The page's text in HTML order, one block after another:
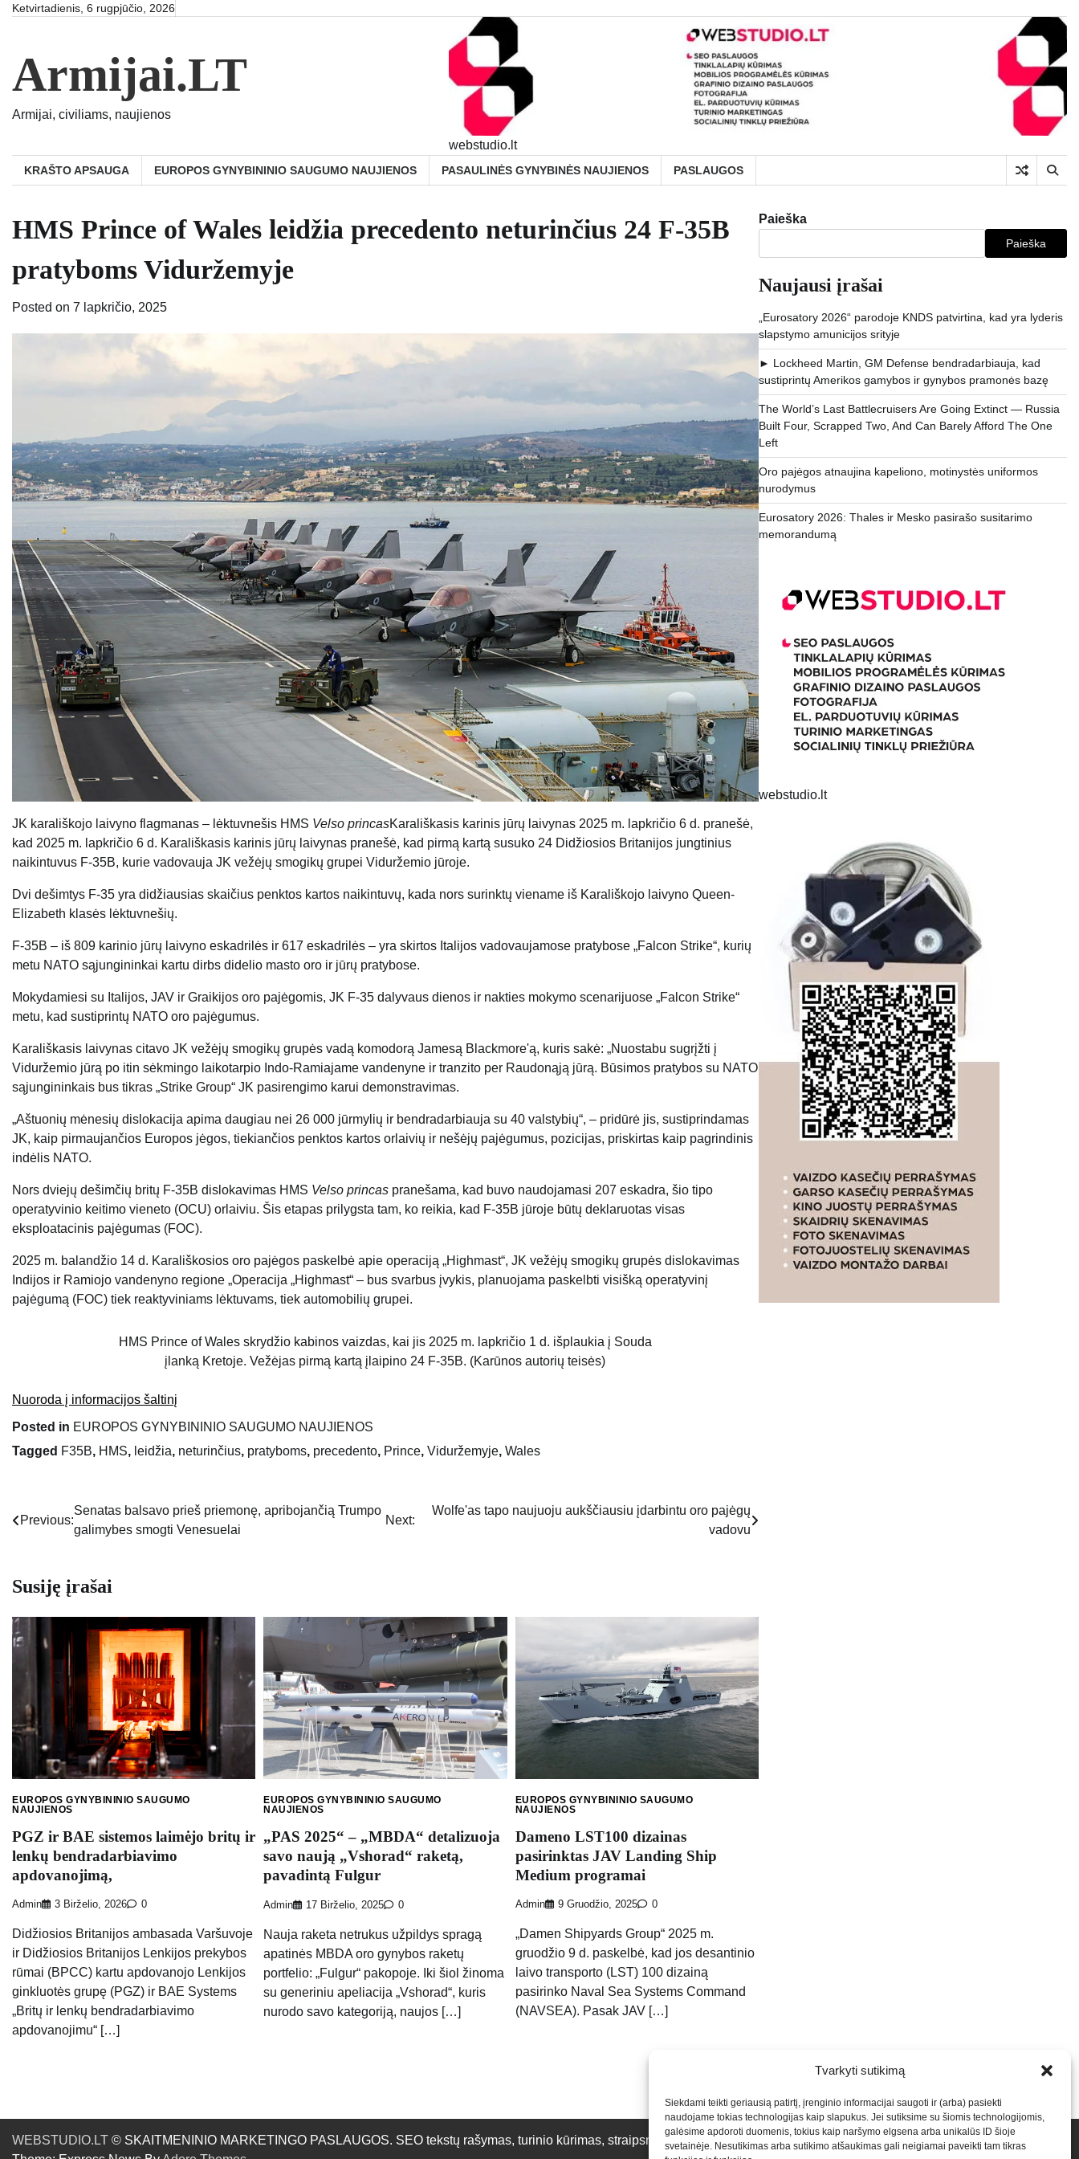
Tvarkyti sutikimą
Siekdami teikti geriausią patirtį, įrenginio informacijai saugoti ir (arba) pasiekti
naudojame tokias technologijas kaip slapukus. Jei sutiksime su šiomis technologijomis,
galėsime apdoroti duomenis, tokius kaip naršymo elgsena arba unikalūs ID šioje
svetainėje. Nesutikimas arba sutikimo atšaukimas gali neigiamai paveikti tam tikras
SkipKetvirtadienis, 6 rugpjūčio, 2026
Armijai.LT
Armijai, civiliams, naujienos
webstudio.lt
KRAŠTO APSAUGA EUROPOS GYNYBININIO SAUGUMO NAUJIENOS PASAULINĖS GYNYBINĖS NAUJIENOS PASLAUGOS
HMS Prince of Wales leidžia precedento neturinčius 24 F-35B
pratyboms Viduržemyje
Posted on 7 lapkričio, 2025
JK karališkojo laivyno flagmanas – lėktuvnešis HMS Velso princasKarališkasis karinis jūrų laivynas 2025 m. lapkričio 6 d. pranešė,
kad 2025 m. lapkričio 6 d. Karališkasis karinis jūrų laivynas pranešė, kad pirmą kartą susuko 24 Didžiosios Britanijos jungtinius
naikintuvus F-35B, kurie vadovauja JK vežėjų smogikų grupei Viduržemio jūroje.
Dvi dešimtys F-35 yra didžiausias skaičius penktos kartos naikintuvų, kada nors surinktų viename iš Karališkojo laivyno Queen-
Elizabeth klasės lėktuvnešių.
F-35B – iš 809 karinio jūrų laivyno eskadrilės ir 617 eskadrilės – yra skirtos Italijos vadovaujamose pratybose „Falcon Strike“, kurių
metu NATO sąjungininkai kartu dirbs didelio masto oro ir jūrų pratybose.
Mokydamiesi su Italijos, JAV ir Graikijos oro pajėgomis, JK F-35 dalyvaus dienos ir nakties mokymo scenarijuose „Falcon Strike“
metu, kad sustiprintų NATO oro pajėgumus.
Karališkasis laivynas citavo JK vežėjų smogikų grupės vadą komodorą Jamesą Blackmore'ą, kuris sakė: „Nuostabu sugrįžti į
Viduržemio jūrą po itin sėkmingo laikotarpio Indo-Ramiajame vandenyne ir tranzito per Raudonąją jūrą. Būsimos pratybos su NATO
sąjungininkais bus tikras „Strike Group“ JK pasirengimo karui demonstravimas.
„Aštuonių mėnesių dislokacija apima daugiau nei 26 000 jūrmylių ir bendradarbiauja su 40 valstybių“, – pridūrė jis, sustiprindamas
JK, kaip pirmaujančios Europos jėgos, tiekiančios penktos kartos orlaivių ir nešėjų pajėgumus, pozicijas, priskirtas kaip pagrindinis
indėlis NATO.
Nors dviejų dešimčių britų F-35B dislokavimas HMS Velso princas pranešama, kad buvo naudojamasi 207 eskadra, šio tipo
operatyvinio keitimo vieneto (OCU) orlaiviu. Šis etapas prilygsta tam, ko reikia, kad F-35B jūroje būtų deklaruotas visas
eksploatacinis pajėgumas (FOC).
2025 m. balandžio 14 d. Karališkosios oro pajėgos paskelbė apie operaciją „Highmast“, JK vežėjų smogikų grupės dislokavimas
Indijos ir Ramiojo vandenyno regione „Operacija „Highmast“ – bus svarbus įvykis, planuojama paskelbti visišką operatyvinį
pajėgumą (FOC) tiek reaktyviniams lėktuvams, tiek automobilių grupei.
HMS Prince of Wales skrydžio kabinos vaizdas, kai jis 2025 m. lapkričio 1 d. išplaukia į Souda
įlanką Kretoje. Vežėjas pirmą kartą įlaipino 24 F-35B. (Karūnos autorių teisės)
Nuoroda į informacijos šaltinį
Posted in EUROPOS GYNYBININIO SAUGUMO NAUJIENOS
Tagged F35B, HMS, leidžia, neturinčius, pratyboms, precedento, Prince, Viduržemyje, Wales
Navigacija
Previous:
Senatas balsavo prieš priemonę, apribojančią Trumpo
galimybes smogti Venesuelai
Next:
Wolfe'as tapo naujuoju aukščiausiu įdarbintu oro pajėgų
vadovu
Susiję įrašai
EUROPOS GYNYBININIO SAUGUMO
NAUJIENOS
PGZ ir BAE sistemos laimėjo britų ir
lenkų bendradarbiavimo
apdovanojimą,
Admin 3 Birželio, 2026 0
Didžiosios Britanijos ambasada Varšuvoje
ir Didžiosios Britanijos Lenkijos prekybos
rūmai (BPCC) kartu apdovanojo Lenkijos
ginkluotės grupę (PGZ) ir BAE Systems
„Britų ir lenkų bendradarbiavimo
apdovanojimu“ […]
EUROPOS GYNYBININIO SAUGUMO
NAUJIENOS
„PAS 2025“ – „MBDA“ detalizuoja
savo naują „Vshorad“ raketą,
pavadintą Fulgur
Admin 17 Birželio, 2025 0
Nauja raketa netrukus užpildys spragą
apatinės MBDA oro gynybos raketų
portfelio: „Fulgur“ pakopoje. Iki šiol žinoma
su generiniu apeliacija „Vshorad“, kuris
nurodo savo kategoriją, naujos […]
EUROPOS GYNYBININIO SAUGUMO
NAUJIENOS
Dameno LST100 dizainas
pasirinktas JAV Landing Ship
Medium programai
Admin 9 Gruodžio, 2025 0
„Damen Shipyards Group“ 2025 m.
gruodžio 9 d. paskelbė, kad jos desantinio
laivo transporto (LST) 100 dizainą
pasirinko Naval Sea Systems Command
(NAVSEA). Pasak JAV […]
Paieška
Paieška
Naujausi įrašai
„Eurosatory 2026“ parodoje KNDS patvirtina, kad yra lyderis
slapstymo amunicijos srityje
► Lockheed Martin, GM Defense bendradarbiauja, kad
sustiprintų Amerikos gamybos ir gynybos pramonės bazę
The World’s Last Battlecruisers Are Going Extinct — Russia
Built Four, Scrapped Two, And Can Barely Afford The One
Left
Oro pajėgos atnaujina kapeliono, motinystės uniformos
nurodymus
Eurosatory 2026: Thales ir Mesko pasirašo susitarimo
memorandumą
webstudio.lt
WEBSTUDIO.LT © SKAITMENINIO MARKETINGO PASLAUGOS. SEO tekstų rašymas, turinio kūrimas, straipsnių rašymas ir talpinimas į mūsų valdomas svetaines.2026Armijai.LT